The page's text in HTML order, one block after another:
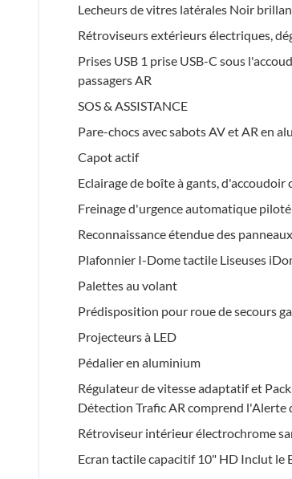
Lecheurs de vitres latérales Noir
Rétroviseurs extérieurs électriques,
Prises USB 1 prise USB-C sous
passagers AR
SOS & ASSISTANCE
Pare-chocs avec sabots AV et AR en
Capot actif
Eclairage de boîte à gants, d'accoudoir
Freinage d'urgence automatique
Reconnaissance étendue des
Plafonnier I-Dome tactile Liseuses
Palettes au volant
Prédisposition pour roue de secours
Projecteurs à LED
Pédalier en aluminium
Régulateur de vitesse adaptatif et
Détection Trafic AR comprend l'Alerte
Rétroviseur intérieur électrochrome
Ecran tactile capacitif 10" HD Inclut le